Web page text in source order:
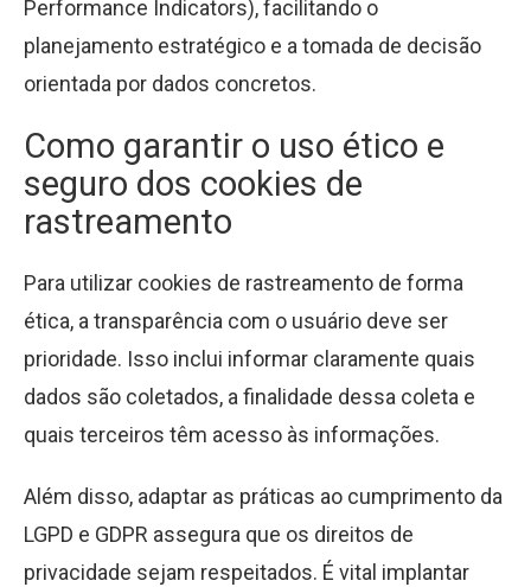
Performance Indicators), facilitando o
planejamento estratégico e a tomada de decisão
orientada por dados concretos.
Como garantir o uso ético e
seguro dos cookies de
rastreamento
Para utilizar cookies de rastreamento de forma
ética, a transparência com o usuário deve ser
prioridade. Isso inclui informar claramente quais
dados são coletados, a finalidade dessa coleta e
quais terceiros têm acesso às informações.
Além disso, adaptar as práticas ao cumprimento da
LGPD e GDPR assegura que os direitos de
privacidade sejam respeitados. É vital implantar